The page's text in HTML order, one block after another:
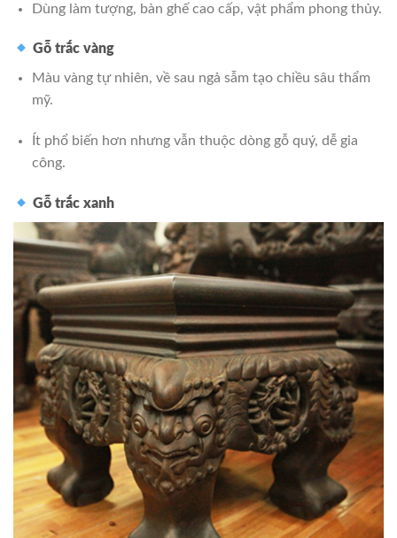
Dùng làm tượng, bàn ghế cao cấp, vật phẩm phong thủy.
Gỗ trắc vàng
Màu vàng tự nhiên, về sau ngả sẫm tạo chiều sâu thẩm
mỹ.
Ít phổ biến hơn nhưng vẫn thuộc dòng gỗ quý, dễ gia
công.
Gỗ trắc xanh